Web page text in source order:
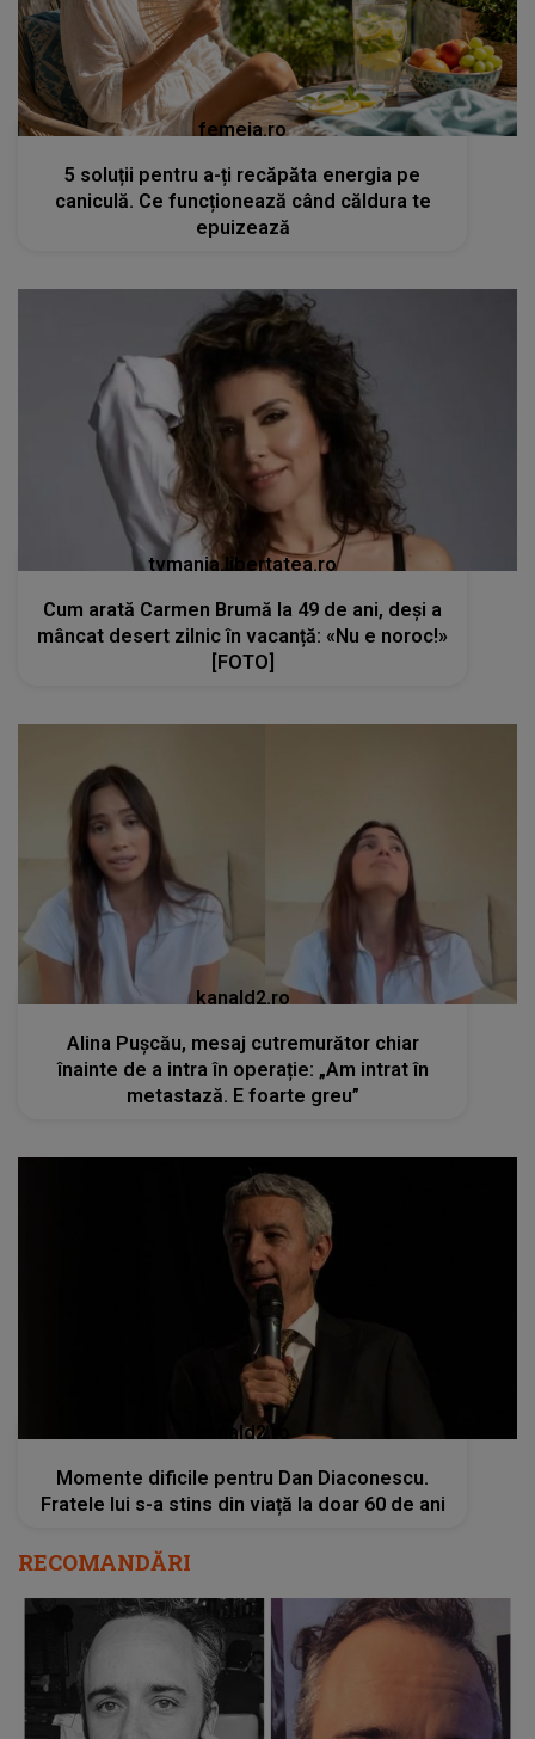
femeia.ro
5 soluții pentru a-ți recăpăta energia pe
caniculă. Ce funcționează când căldura te
epuizează
tvmania.libertatea.ro
Cum arată Carmen Brumă la 49 de ani, deși a
mâncat desert zilnic în vacanță: «Nu e noroc!»
[FOTO]
kanald2.ro
Alina Pușcău, mesaj cutremurător chiar
înainte de a intra în operație: „Am intrat în
metastază. E foarte greu”
kanald2.ro
Momente dificile pentru Dan Diaconescu.
Fratele lui s-a stins din viață la doar 60 de ani
RECOMANDĂRI